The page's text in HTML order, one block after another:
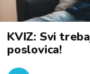
KVIZ: Svi
poslovica!